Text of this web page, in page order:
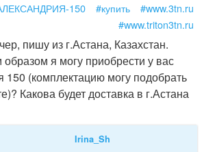
150
#купить
#www.3tn.ru
#www.triton3tn.ru
пишу из г.Астана, Казахстан.
я могу приобрести у вас
150 (комплектацию могу подобрать
Какова будет доставка в г.Астана
Irina_Sh